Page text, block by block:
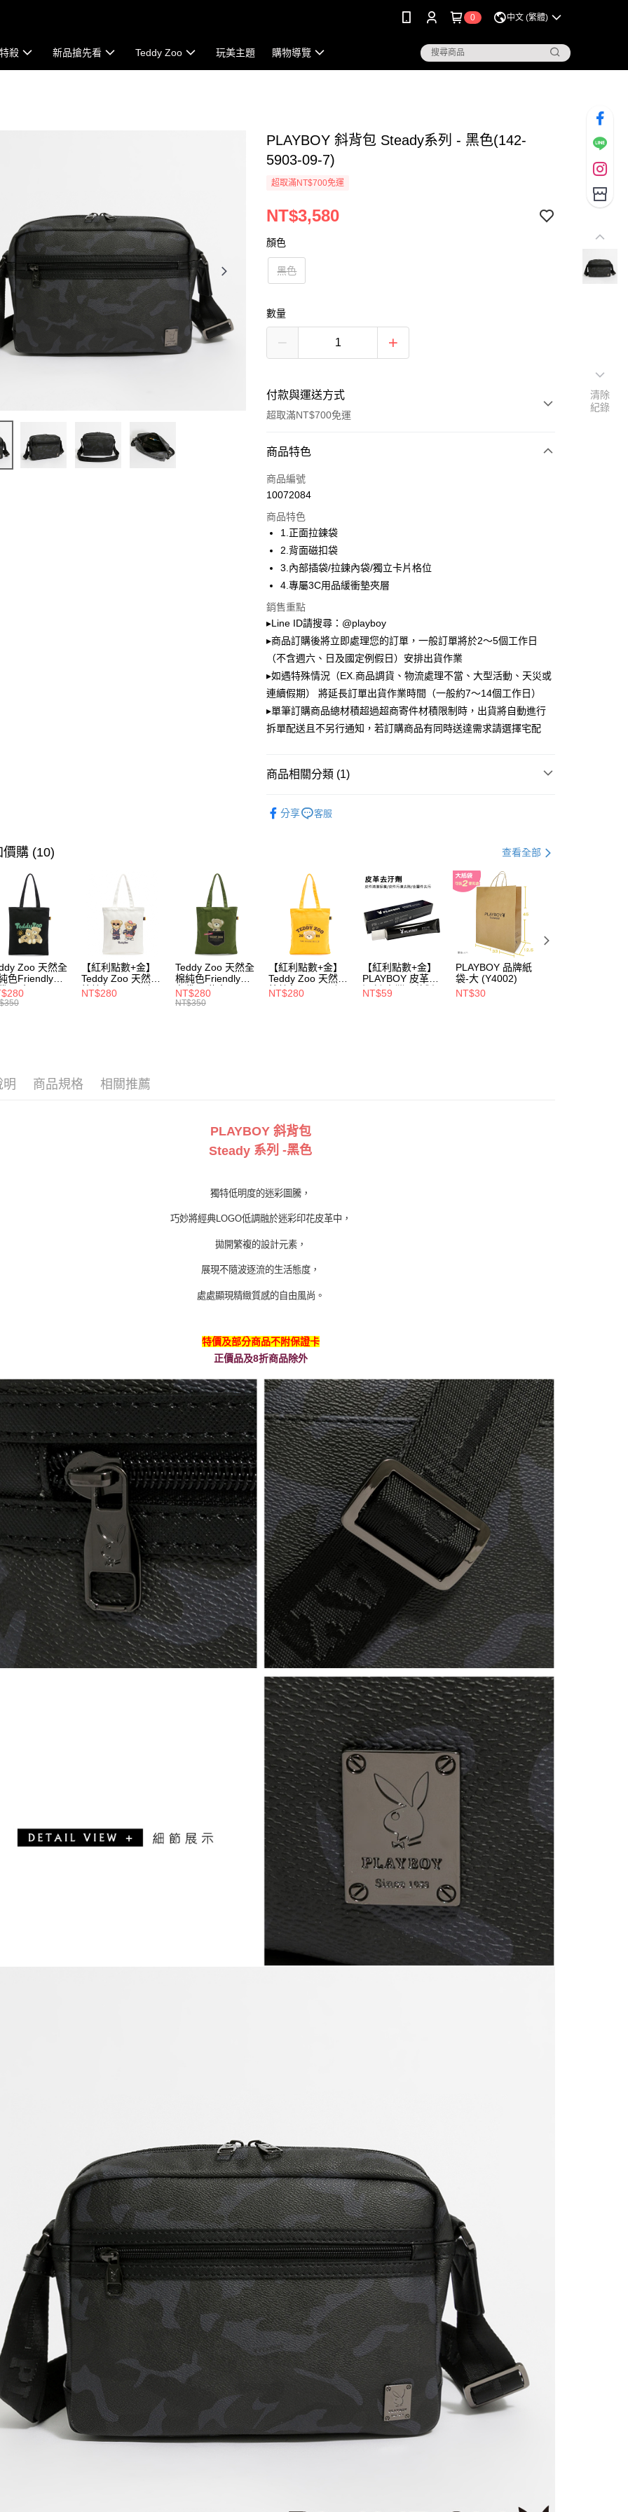
0 中文 (繁體)
殺 新品搶先看 Teddy Zoo 玩美主題 購物導覽
PLAYBOY 斜背包 Steady系列 - 黑色(142-
5903-09-7)
超取滿NT$700免運
NT$3,580
顏色
黑色
數量
付款與運送方式
超取滿NT$700免運
付款方式
信用卡一次付款
LINE Pay
Apple Pay
街口支付
Google Pay
相關說明
【大哥付你分期使用說明】
1.本服務由台灣大哥大提供，台灣大哥大用戶可立即使用無須另外申請。
2.付款方式選擇「大哥付你分期」，訂單成立後會自動跳轉到大哥付的交易
流程，驗證手機門號後，選擇欲分期的期數、繳款截止日，確認付款後即
完成交易。
3.實際核准額度、可分期數及費用金額請依後續交易確認頁面所載為準。
【繳款方式說明】
2.透過簡訊連結打開帳單後，可選擇「超商條碼／台灣大直營門市／銀行轉
用戶於交易時，得透過本服務購買商品或服務，並由商店將買賣／分期付
款買賣價金債權讓與本公司後，依約使用本公司帳單繳交帳款。
2.基於同意付款使用「大哥付你分期」之契約關係目的，商店將以您的個人
資料（包含姓名、電話或地址）提供予台灣大哥大進項蒐集、處理及利
用，由本公司與您本人進行分期帳單所需資料之確認、核對及更正。
3.完整用戶服務條款，請詳閱以下連結：
https://oppay.tw/userRule
ATM付款
運送方式
每筆NT$100，滿NT$700(含以上)免運費
付款後萊爾富取貨
每筆NT$100，滿NT$700(含以上)免運費
7-11取貨付款
每筆NT$100，滿NT$900(含以上)免運費
付款後7-11取貨
每筆NT$100，滿NT$700(含以上)免運費
商品特色
商品編號
10072084
商品特色
1.正面拉鍊袋
2.背面磁扣袋
3.內部插袋/拉鍊內袋/獨立卡片格位
4.專屬3C用品緩衝墊夾層
銷售重點
▸Line ID請搜尋：@playboy
▸商品訂購後將立即處理您的訂單，一般訂單將於2～5個工作日
（不含週六、日及國定例假日）安排出貨作業
▸如遇特殊情況（EX.商品調貨、物流處理不當、大型活動、天災或
連續假期） 將延長訂單出貨作業時間（一般約7～14個工作日）
▸單筆訂購商品總材積超過超商寄件材積限制時，出貨將自動進行
拆單配送且不另行通知，若訂購商品有同時送達需求請選擇宅配
商品相關分類 (1)
分享
客服
價購 (10) 查看全部
Zoo 天然全
色Friendly帆
-黑色
【紅利點數+金】
Teddy Zoo 天然全
棉純色Friendly帆
布袋-白色
NT$280
Teddy Zoo 天然全
棉純色Friendly帆
布袋-軍綠色
(TZB107)
NT$280
NT$350
【紅利點數+金】
Teddy Zoo 天然全
棉純色Friendly帆
布袋-黃色
NT$280
【紅利點數+金】
PLAYBOY 皮革去
污劑(台灣哥倫製)-
(Y4003)
NT$59
PLAYBOY 品牌紙
袋-大 (Y4002)
NT$30
明 商品規格 相關推薦
PLAYBOY 斜背包
Steady 系列 -黑色
獨特低明度的迷彩圖騰，
巧妙將經典LOGO低調融於迷彩印花皮革中，
拋開繁複的設計元素，
展現不隨波逐流的生活態度，
處處顯現精緻質感的自由風尚。
特價及部分商品不附保證卡
正價品及8折商品除外
清除
紀錄